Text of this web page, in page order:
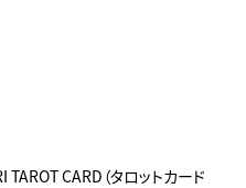
CARD（タロットカード